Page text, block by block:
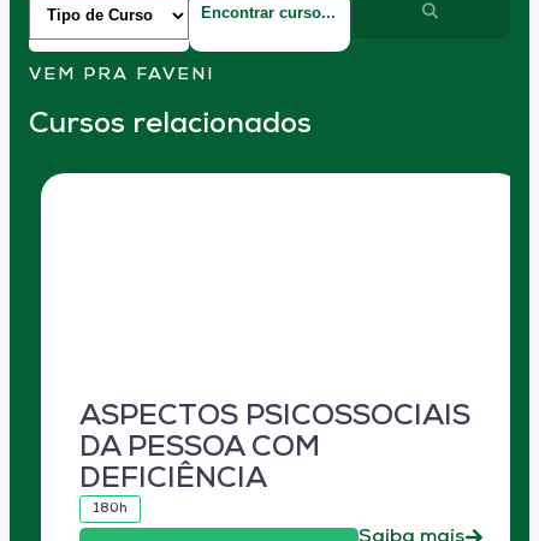
VEM PRA FAVENI
Cursos relacionados
ASPECTOS PSICOSSOCIAIS
DA PESSOA COM
DEFICIÊNCIA
180h